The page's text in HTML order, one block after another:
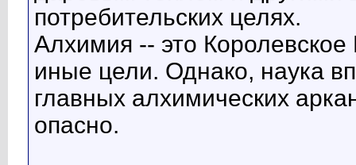
потребительских целях.
Алхимия -- это
иные цели. Однако, наука
главных алхимических
опасно.